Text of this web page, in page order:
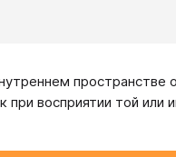
пространстве
восприятии той или